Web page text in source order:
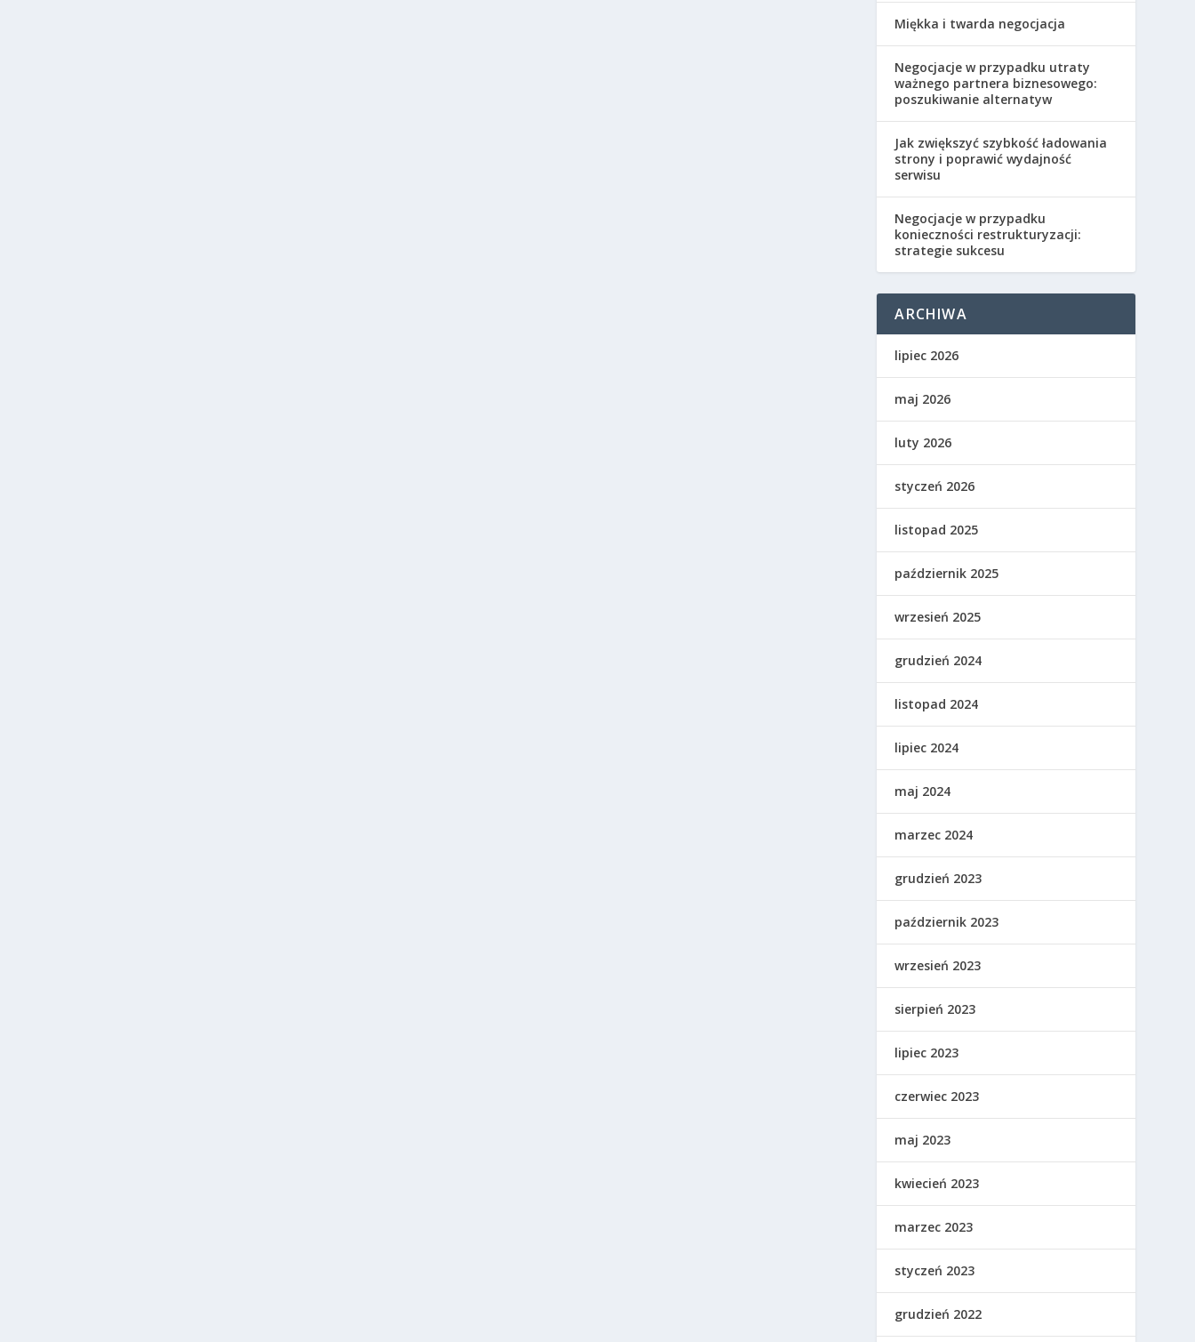
Miękka i twarda negocjacja
Negocjacje w przypadku utraty
ważnego partnera biznesowego:
poszukiwanie alternatyw
Jak zwiększyć szybkość ładowania
strony i poprawić wydajność
serwisu
Negocjacje w przypadku
konieczności restrukturyzacji:
strategie sukcesu
ARCHIWA
lipiec 2026
maj 2026
luty 2026
styczeń 2026
listopad 2025
październik 2025
wrzesień 2025
grudzień 2024
listopad 2024
lipiec 2024
maj 2024
marzec 2024
grudzień 2023
październik 2023
wrzesień 2023
sierpień 2023
lipiec 2023
czerwiec 2023
maj 2023
kwiecień 2023
marzec 2023
styczeń 2023
grudzień 2022